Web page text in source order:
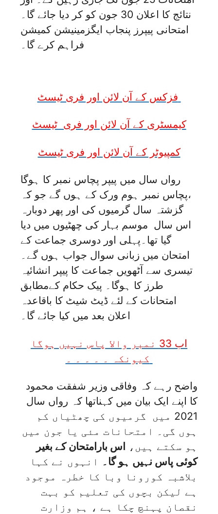
نتائج کا اعلان 30 جون کو کر دیا جائے گا۔
امتحانی پیپرز پنجاب ایگزمینیشن کمیشن
فراہم کرے گا۔
کیمسٹری کے آن لائن اور فری ٹیسٹ
کمپیوٹر کے آن لائن اور فری ٹیسٹ
رواں سال میں پیپر پچاس نمبر کا ہوگا
،پچاس نمبر ہوم ورک کے ہوں گے جو کہ
گزشتہ سال گرمیوں کی اور پھر دوبارہ
اس سال موسم بہار کی چھٹیوں میں دیا
گیا تھا۔پہلی اور دوسری جماعت کے
امتحان میں زبانی سوال جواب ہوں گے۔
تیسری سے آٹھویں جماعت کا پیپر انشائیہ
طرز کا ہوگا۔ پیک حکام کےمطابق
امتحانات کے لئے ڈیٹ شیٹ کا باقاعدہ
اعلان بعد میں کیا جائے گا۔
اب 33 نمبر والا پاس نہیں ہوگا
واضح رہے کہ وفاقی وزیر شفقت محمود
کا اپنے ایک بیان میں کہناتھا کہ رواں سال
2021 میں گرمیوں کی چھٹیاں کم
ہوں گی۔ امتحانات مئی یا جون میں
ہو سکتے ہیں، اس بارامتحان کے بغیر
کوئی پاس نہیں ہو گا۔ انہوں نے کہا
بلاشبہ کورونا وبا کا خطرہ موجود
ہے لیکن بچوں کی تعلیم کو بہت
نقصان پہنچ چکا ہے ، ہم وزارت